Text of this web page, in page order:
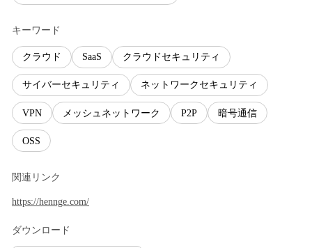
キーワード
クラウド SaaS クラウドセキュリティ
サイバーセキュリティ ネットワークセキュリティ
VPN メッシュネットワーク P2P 暗号通信
OSS
関連リンク
https://hennge.com/
ダウンロード